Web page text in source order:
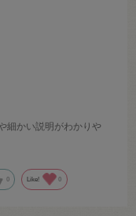
細かい説明がわかりや
0 Like! 0